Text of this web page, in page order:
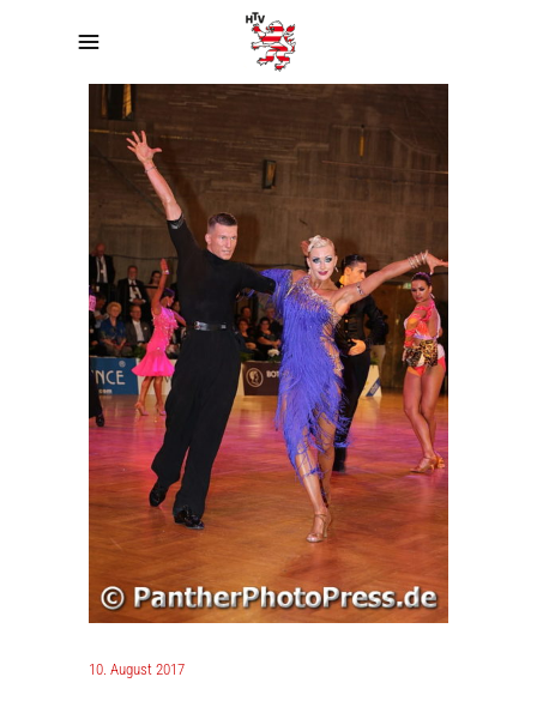
10. August 2017